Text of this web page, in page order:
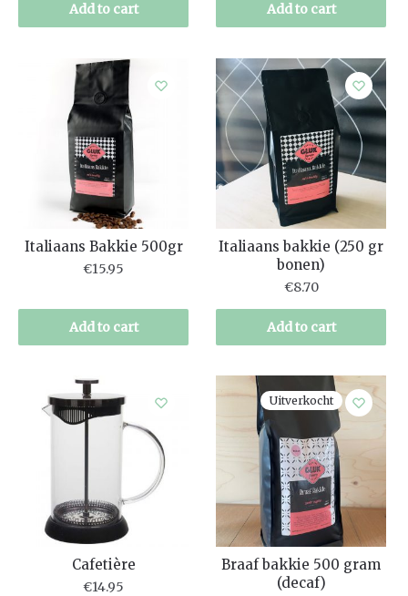
Add to cart Add to cart
Italiaans Bakkie 500gr
€15.95
Add to cart
Italiaans bakkie (250 gr
bonen)
€8.70
Add to cart
Cafetière
€14.95
Uitverkocht
Braaf bakkie 500 gram
(decaf)